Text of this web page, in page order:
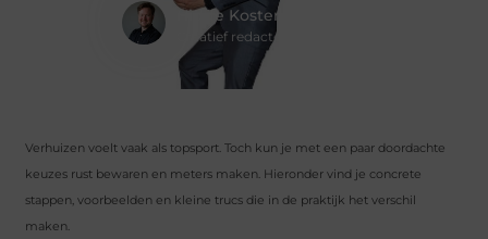
Hidde Koster
Creatief redacteur & Schrijver
Verhuizen voelt vaak als topsport. Toch kun je met een paar doordachte
keuzes rust bewaren en meters maken. Hieronder vind je concrete
stappen, voorbeelden en kleine trucs die in de praktijk het verschil
maken.